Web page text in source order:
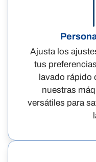
Ajusta los
tus
lavado rápido
nuestras
versátiles para